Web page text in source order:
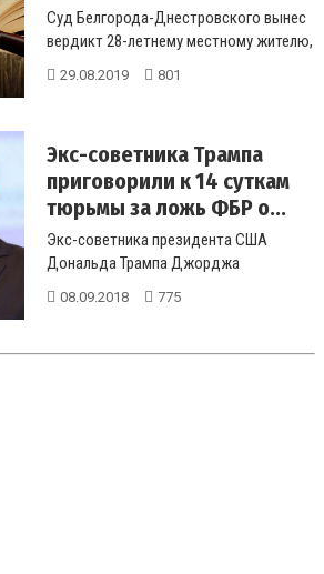
Суд Белгорода-Днестровского вынес
вердикт 28-летнему местному жителю,
который в состоянии алкогольно...
29.08.2019 801
Экс-советника Трампа
приговорили к 14 суткам
тюрьмы за ложь ФБР о...
Экс-советника президента США
Дональда Трампа Джорджа
Пападопулоса приговорили к 14 суткам
08.09.2018 775